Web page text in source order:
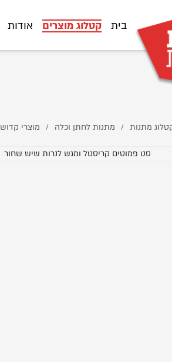
%D7%A9%D7%99%D7%A9-
בית קטלוג מוצרים אודות
מתנות / מתנות לחתן וכלה / מוצרי